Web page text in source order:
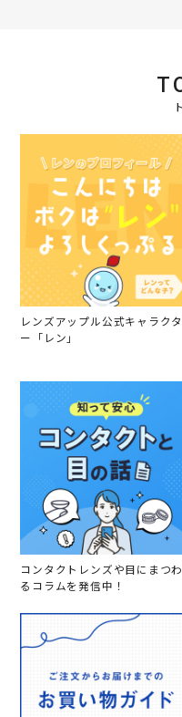
レンズアップル公式キャラクタ
ー「レン」
コンタクトレンズや目にまつわ
るコラムを発信中！